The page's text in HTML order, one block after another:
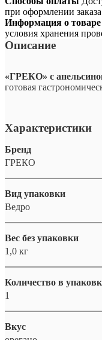
при оформлении
Информация о товаре
условия хранения
Описание
«ГРЕКО» с
готовая
Характеристики
Бренд
ГРЕКО
Вид упаковки
Ведро
Вес без упаковки
1,0 кг
Количество в
1
Вкус